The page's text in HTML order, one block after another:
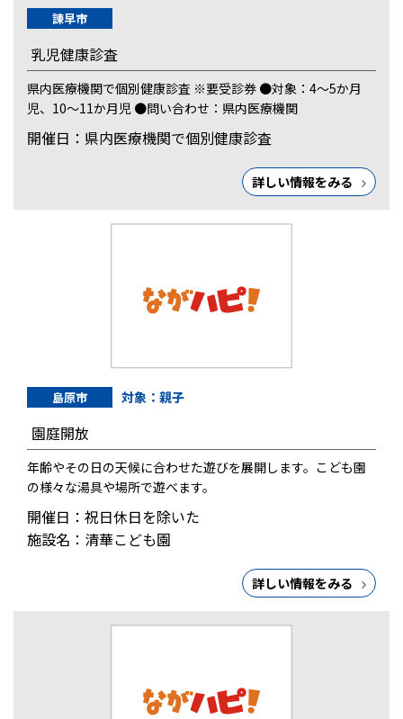
諫早市
乳児健康診査
県内医療機関で個別健康診査 ※要受診券 ●対象：4～5か月
児、10～11か月児 ●問い合わせ：県内医療機関
開催日：県内医療機関で個別健康診査
詳しい情報をみる
島原市 対象：親子
園庭開放
年齢やその日の天候に合わせた遊びを展開します。こども園
の様々な湯具や場所で遊べます。
開催日：祝日休日を除いた
施設名：清華こども園
詳しい情報をみる